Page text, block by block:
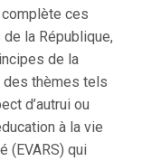
complète ces
la République,
de la
thèmes tels
d’autrui ou
à la vie
(EVARS) qui